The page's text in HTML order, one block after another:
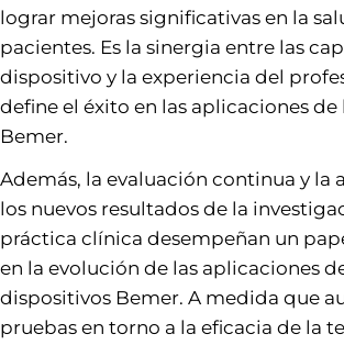
lograr mejoras significativas en la
pacientes. Es la sinergia entre las
dispositivo y la experiencia del
define el éxito en las aplicaciones de
Bemer.
Además, la evaluación continua y la
los nuevos resultados de la
práctica clínica desempeñan un
en la evolución de las aplicaciones
dispositivos Bemer. A medida que
pruebas en torno a la eficacia de la